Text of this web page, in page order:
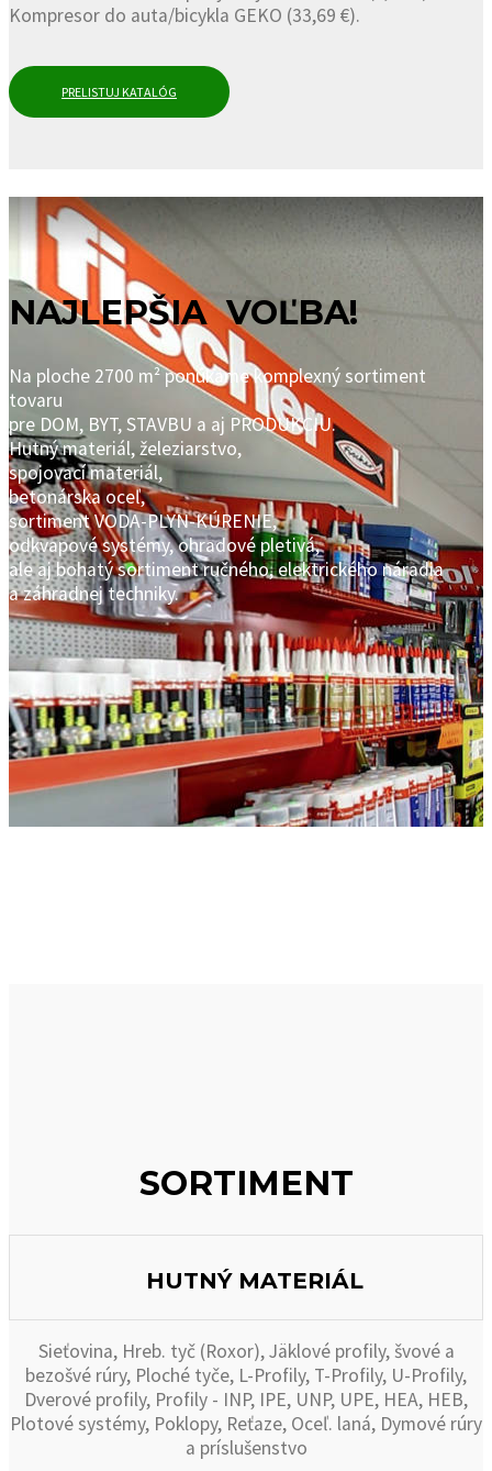
Kompresor do auta/bicykla GEKO (33,69 €).
PRELISTUJ KATALÓG
NAJLEPŠIA VOĽBA!
Na ploche 2700 m² ponúkame komplexný sortiment
tovaru
pre DOM, BYT, STAVBU a aj PRODUKCIU.
Hutný materiál, železiarstvo,
spojovací materiál,
betonárska oceľ,
sortiment VODA-PLYN-KÚRENIE,
odkvapové systémy, ohradové pletivá,
ale aj bohatý sortiment ručného, elektrického náradia
a záhradnej techniky.
SORTIMENT
HUTNÝ MATERIÁL
Sieťovina, Hreb. tyč (Roxor), Jäklové profily, švové a
bezošvé rúry, Ploché tyče, L-Profily, T-Profily, U-Profily,
Dverové profily, Profily - INP, IPE, UNP, UPE, HEA, HEB,
Plotové systémy, Poklopy, Reťaze, Oceľ. laná, Dymové rúry
a príslušenstvo